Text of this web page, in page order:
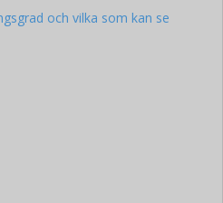
och vilka som kan se